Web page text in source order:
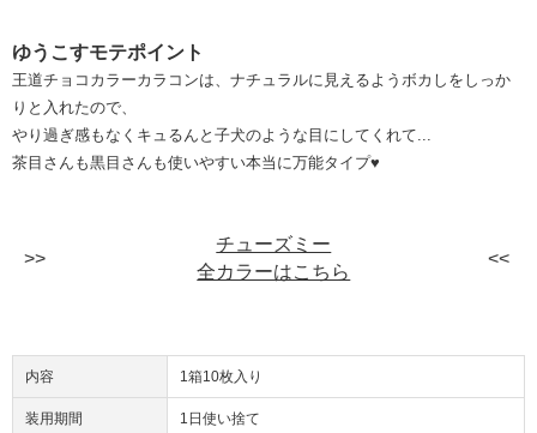
ゆうこすモテポイント
王道チョコカラーカラコンは、ナチュラルに見えるようボカしをしっか
りと入れたので、
やり過ぎ感もなくキュるんと子犬のような目にしてくれて...
茶目さんも黒目さんも使いやすい本当に万能タイプ♥
チューズミー
全カラーはこちら
内容 1箱10枚入り
装用期間 1日使い捨て